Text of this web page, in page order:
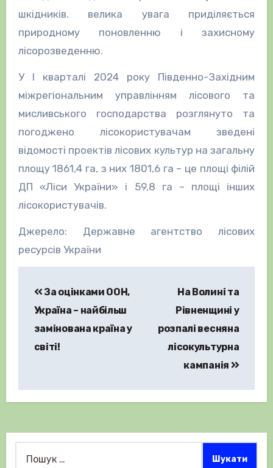
шкідників. велика увага приділяється
природному поновленню і захисному
лісорозведенню.
У І кварталі 2024 року Південно-Західним
міжрегіональним управлінням лісового та
мисливського господарства розглянуто та
погоджено лісокористувачам зведені
відомості проектів лісових культур на загальну
площу 1861,4 га, з них 1801,6 га – це площі філій
ДП «Ліси України» і 59,8 га – площі інших
лісокористувачів.
Джерело: Державне агентство лісових
ресурсів України
записів
За оцінками ООН,
Україна – найбільш
замінована країна у
світі!
На Волині та
Рівненщині у
розпалі весняна
лісокультурна
кампанія